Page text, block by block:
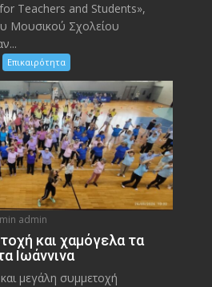
Teachers and Students»,
Μουσικού Σχολείου
Επικαιρότητα
admin
και χαμόγελα τα
Ιωάννινα
και μεγάλη συμμετοχή